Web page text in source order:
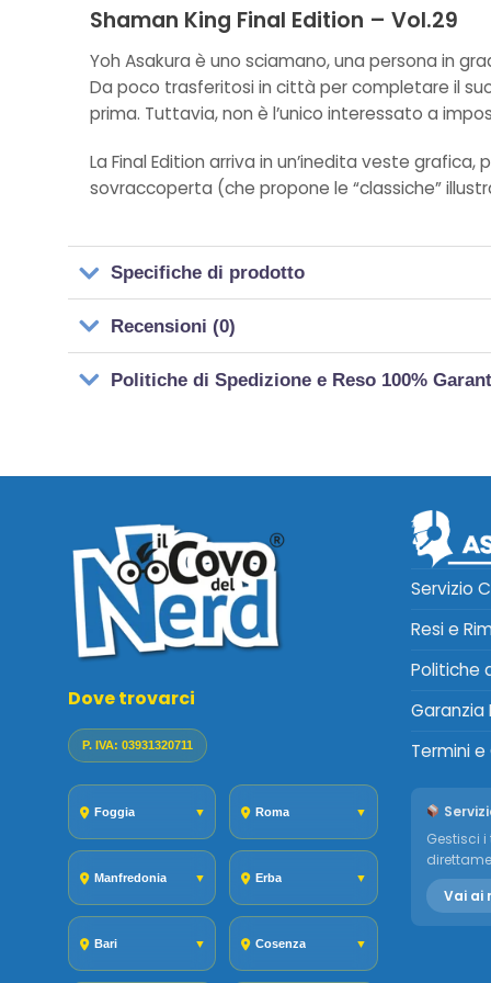
Shaman King Final Edition – Vol.29
Yoh Asakura è uno sciamano, una persona in
Da poco trasferitosi in città per completare il
prima. Tuttavia, non è l’unico interessato a
La Final Edition arriva in un’inedita veste
sovraccoperta (che propone le “classiche”
Specifiche di prodotto
Recensioni (0)
Politiche di Spedizione e Reso 100%
Dove trovarci
P. IVA: 03931320711
Foggia ▼ Roma ▼
Manfredonia ▼ Erba ▼
Bari ▼ Cosenza ▼
Servizio
Resi e
Politiche
Garanzia
Termini
Gestisci
Vai ai